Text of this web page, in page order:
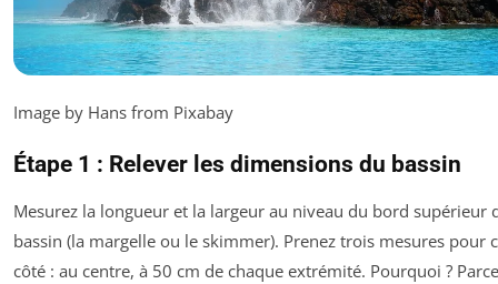
Image by Hans from Pixabay
Étape 1 : Relever les dimensions du bassin
Mesurez la longueur et la largeur au niveau du bord supérieur
bassin (la margelle ou le skimmer). Prenez trois mesures pour
côté : au centre, à 50 cm de chaque extrémité. Pourquoi ?